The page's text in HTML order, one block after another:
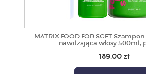
MATRIX FOOD FOR SOFT
nawilżająca włosy 500ml,
189,00 zł